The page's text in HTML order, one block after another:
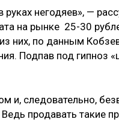
негодяев», —
на рынке 25-30
них, по данным
Подпав под гипноз
и, следовательно,
продавать такие